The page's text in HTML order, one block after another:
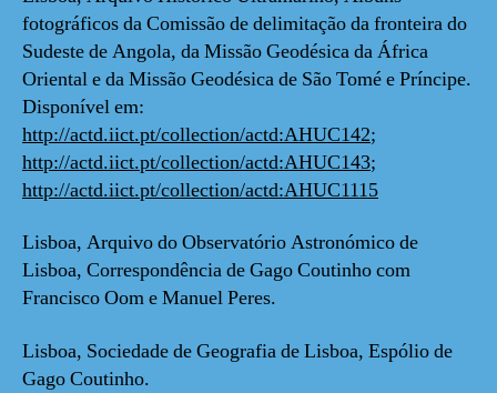
fotográficos da Comissão de delimitação da fronteira do
Sudeste de Angola, da Missão Geodésica da África
Oriental e da Missão Geodésica de São Tomé e Príncipe.
Disponível em:
http://actd.iict.pt/collection/actd:AHUC142;
http://actd.iict.pt/collection/actd:AHUC143;
http://actd.iict.pt/collection/actd:AHUC1115
Lisboa, Arquivo do Observatório Astronómico de
Lisboa, Correspondência de Gago Coutinho com
Francisco Oom e Manuel Peres.
Lisboa, Sociedade de Geografia de Lisboa, Espólio de
Gago Coutinho.